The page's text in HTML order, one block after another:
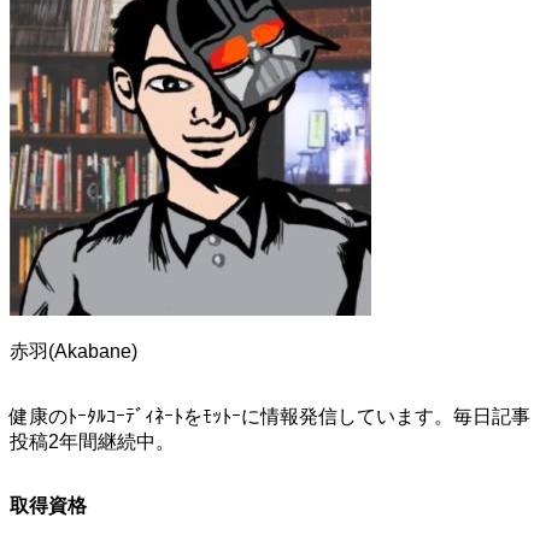
赤羽(Akabane)
健康のﾄｰﾀﾙｺｰﾃﾞｨﾈｰﾄをﾓｯﾄｰに情報発信しています。毎日記事
投稿2年間継続中。
取得資格